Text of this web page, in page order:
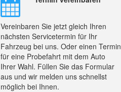
Vereinbaren Sie jetzt gleich Ihren
nächsten Servicetermin für Ihr
Fahrzeug bei uns. Oder einen Termin
für eine Probefahrt mit dem Auto
Ihrer Wahl. Füllen Sie das Formular
aus und wir melden uns schnellst
möglich bei Ihnen.